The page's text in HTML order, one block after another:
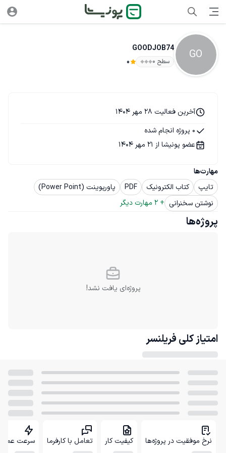
GO
GOODJOB74
سطح ۰ 0
مهارت‌ها
تایپ
کتاب الکترونیک PDF
پاورپوینت (Power Point)
نوشتن سخنرانی +
2 مهارت دیگر
آخرین فعالیت 28 مهر 1404
0 پروژه انجام شده
عضو پونیشا از 21 مهر 1404
پروژه‌ها
پروژه‌ای یافت نشد!
امتیاز کلی فریلنسر
نرخ موفقیت در پروژه‌ها کیفیت کار تعامل با کارفرما سرعت عمل